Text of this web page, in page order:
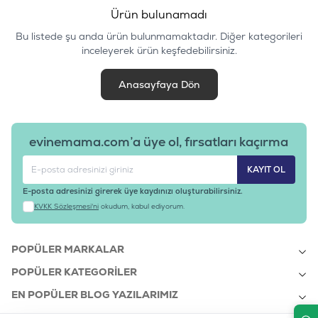
Ürün bulunamadı
Bu listede şu anda ürün bulunmamaktadır. Diğer kategorileri
inceleyerek ürün keşfedebilirsiniz.
Anasayfaya Dön
evinemama.com’a üye ol, fırsatları kaçırma
KAYIT OL
E-posta adresinizi girerek üye kaydınızı oluşturabilirsiniz.
KVKK Sözleşmesi'ni okudum, kabul ediyorum.
POPÜLER MARKALAR
POPÜLER KATEGORILER
EN POPÜLER BLOG YAZILARIMIZ